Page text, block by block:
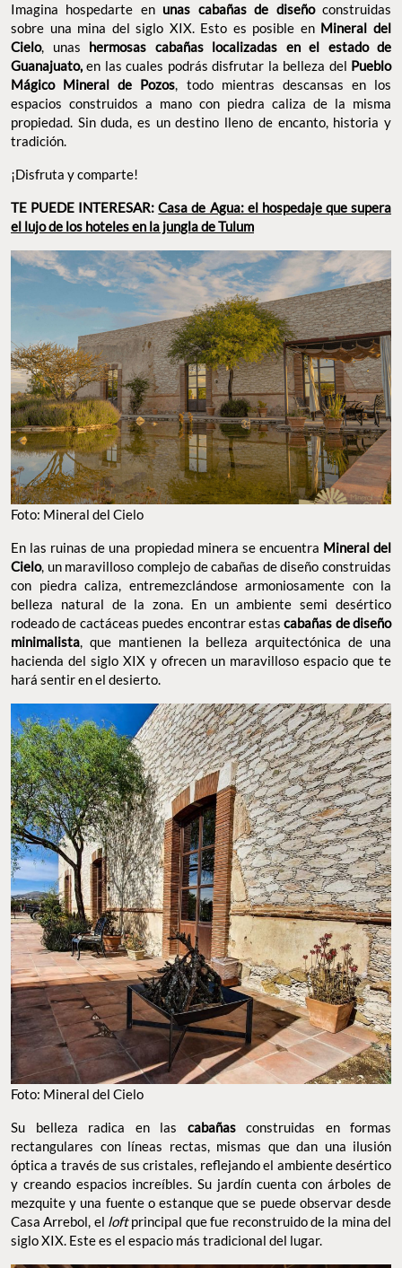
Imagina hospedarte en unas cabañas de diseñoconstruidas
sobre una mina del siglo XIX. Esto es posible en Mineral del
Cielo, unas hermosas cabañas localizadas en el estado de
Guanajuato, en las cuales podrás disfrutar la belleza del Pueblo
Mágico Mineral de Pozos, todo mientras descansas en los
espacios construidos a mano con piedra caliza de la misma
propiedad. Sin duda, es un destino lleno de encanto, historia y
tradición.
¡Disfruta y comparte!
TE PUEDE INTERESAR:Casa de Agua: el hospedaje que supera
el lujo de los hoteles en la jungla de Tulum
Foto: Mineral del Cielo
En las ruinas de una propiedad minera se encuentra Mineral del
Cielo, un maravilloso complejo de cabañas de diseño construidas
con piedra caliza, entremezclándose armoniosamente con la
belleza natural de la zona. En un ambiente semi desértico
rodeado de cactáceas puedes encontrar estas cabañas de diseño
minimalista , que mantienen la belleza arquitectónica de una
hacienda del siglo XIX y ofrecen un maravilloso espacio que te
hará sentir en el desierto.
Foto: Mineral del Cielo
Su belleza radica en las cabañas construidas en formas
rectangulares con líneas rectas, mismas que dan una ilusión
óptica a través de sus cristales, reflejando el ambiente desértico
y creando espacios increíbles. Su jardín cuenta con árboles de
mezquite y una fuente o estanque que se puede observar desde
Casa Arrebol, el loftprincipal que fue reconstruido de la mina del
siglo XIX. Este es el espacio más tradicional del lugar.